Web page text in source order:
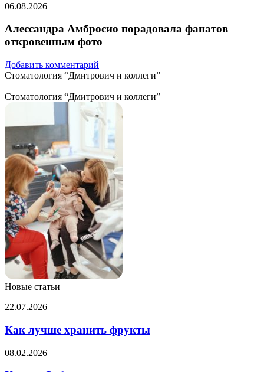
06.08.2026
Алессандра Амбросио порадовала фанатов
откровенным фото
Добавить комментарий
Стоматология “Дмитрович и коллеги”
Стоматология “Дмитрович и коллеги”
Новые статьи
Как
хранить
фрукты
22.07.2026
Как лучше хранить фрукты
Ксения
08.02.2026